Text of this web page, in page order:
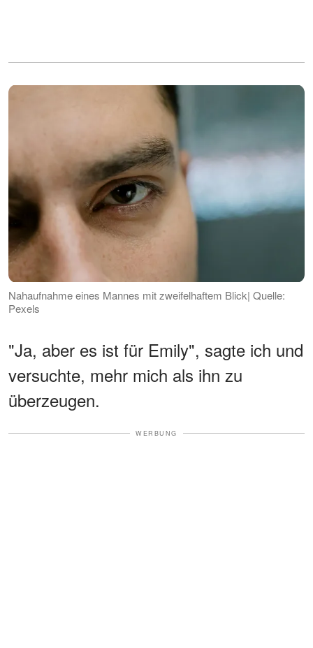
Nahaufnahme eines Mannes mit zweifelhaftem Blick| Quelle:
Pexels
"Ja, aber es ist für Emily", sagte ich und
versuchte, mehr mich als ihn zu
überzeugen.
WERBUNG